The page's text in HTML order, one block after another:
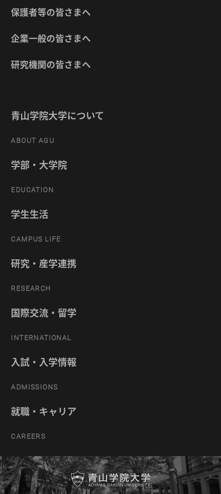
保護者等の皆さまへ
企業一般の皆さまへ
研究機関の皆さまへ
青山学院大学について
ABOUT AGU
学部・大学院
EDUCATION
学生生活
CAMPUS LIFE
研究・産学連携
RESEARCH
国際交流・留学
INTERNATIONAL
入試・入学情報
ADMISSIONS
就職・キャリア
CAREERS